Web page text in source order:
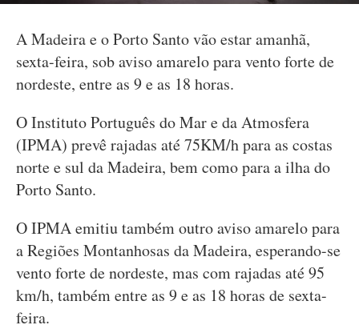
A Madeira e o Porto Santo vão estar amanhã,
sexta-feira, sob aviso amarelo para vento forte de
nordeste, entre as 9 e as 18 horas.
O Instituto Português do Mar e da Atmosfera
(IPMA) prevê rajadas até 75KM/h para as costas
norte e sul da Madeira, bem como para a ilha do
Porto Santo.
O IPMA emitiu também outro aviso amarelo para
a Regiões Montanhosas da Madeira, esperando-se
vento forte de nordeste, mas com rajadas até 95
km/h, também entre as 9 e as 18 horas de sexta-
feira.